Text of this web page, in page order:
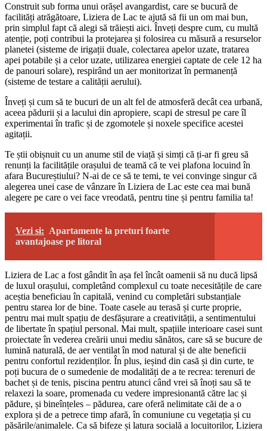
Construit sub forma unui orășel avangardist, care se bucură de
facilități atrăgătoare, Liziera de Lac te ajută să fii un om mai bun,
prin simplul fapt că alegi să trăiești aici. Înveți despre cum, cu multă
atenție, poți contribui la protejarea și folosirea cu măsură a resurselor
planetei (sisteme de irigații duale, colectarea apelor uzate, tratarea
apei potabile și a celor uzate, utilizarea energiei captate de cele 12 ha
de panouri solare), respirând un aer monitorizat în permanență
(sisteme de testare a calității aerului).
Înveți și cum să te bucuri de un alt fel de atmosferă decât cea urbană,
aceea pădurii și a lacului din apropiere, scapi de stresul pe care îl
experimentai în trafic și de zgomotele și noxele specifice acestei
agitații.
Te știi obișnuit cu un anume stil de viață și simți că ți-ar fi greu să
renunți la facilitățile orașului de teamă că te vei plafona locuind în
afara Bucureștiului? N-ai de ce să te temi, te vei convinge singur că
alegerea unei case de vânzare în Liziera de Lac este cea mai bună
alegere pe care o vei face vreodată, pentru tine și pentru familia ta!
Vezi si: Apartamente la preturi foarte
avantajoase pe litoral
Liziera de Lac a fost gândit în așa fel încât oamenii să nu ducă lipsă
de luxul orașului, completând complexul cu toate necesitățile de care
aceștia beneficiau în capitală, venind cu completări substanțiale
pentru starea lor de bine. Toate casele au terasă și curte proprie,
pentru mai mult spațiu de desfășurare a creativității, a sentimentului
de libertate în spațiul personal. Mai mult, spațiile interioare casei sunt
proiectate în vederea creării unui mediu sănătos, care să se bucure de
lumină naturală, de aer ventilat în mod natural și de alte beneficii
pentru confortul rezidenților. În plus, ieșind din casă și din curte, te
poți bucura de o sumedenie de modalități de a te recrea: terenuri de
bachet și de tenis, piscina pentru atunci când vrei să înoți sau să te
relaxezi la soare, promenada cu vedere impresionantă către lac și
pădure, și bineînțeles – pădurea, care oferă nelimitate căi de a o
explora și de a petrece timp afară, în comuniune cu vegetația și cu
păsările/animalele. Ca să bifeze și latura socială a locuitorilor, Liziera